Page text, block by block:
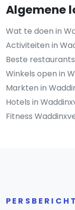
Algemene
Wat te doen in
Activiteiten in
Beste
Winkels open in
Markten in
Hotels in
Fitness